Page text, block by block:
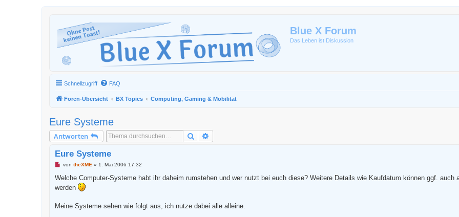
Blue X Forum
Das Leben ist Diskussion
Schnellzugriff FAQ
Foren-Übersicht BX Topics Computing, Gaming & Mobilität
Eure Systeme
Antworten Suche
Eure Systeme
U
g
l
e
von theXME » 1. Mai 2006 17:32
Welche Computer-Systeme habt ihr daheim rumstehen und wer nutzt bei euch diese? Weitere Details wie Kaufdatum können ggf. auch
werden
Meine Systeme sehen wie folgt aus, ich nutze dabei alle alleine.